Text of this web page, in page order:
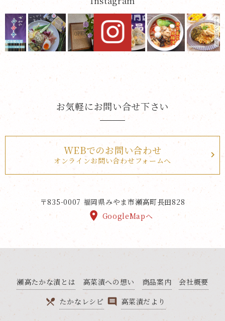
お気軽にお問い合せ下さい
WEBでのお問い合わせ
オンラインお問い合わせフォームへ
〒835-0007 福岡県みやま市瀬高町長田828
GoogleMapへ
瀬高たかな漬とは 高菜漬への想い 商品案内
会社概要
たかなレシピ
高菜漬だより